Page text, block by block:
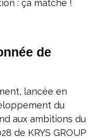
: ça matche !
de
lancée en
du
aux ambitions du
de KRYS GROUP